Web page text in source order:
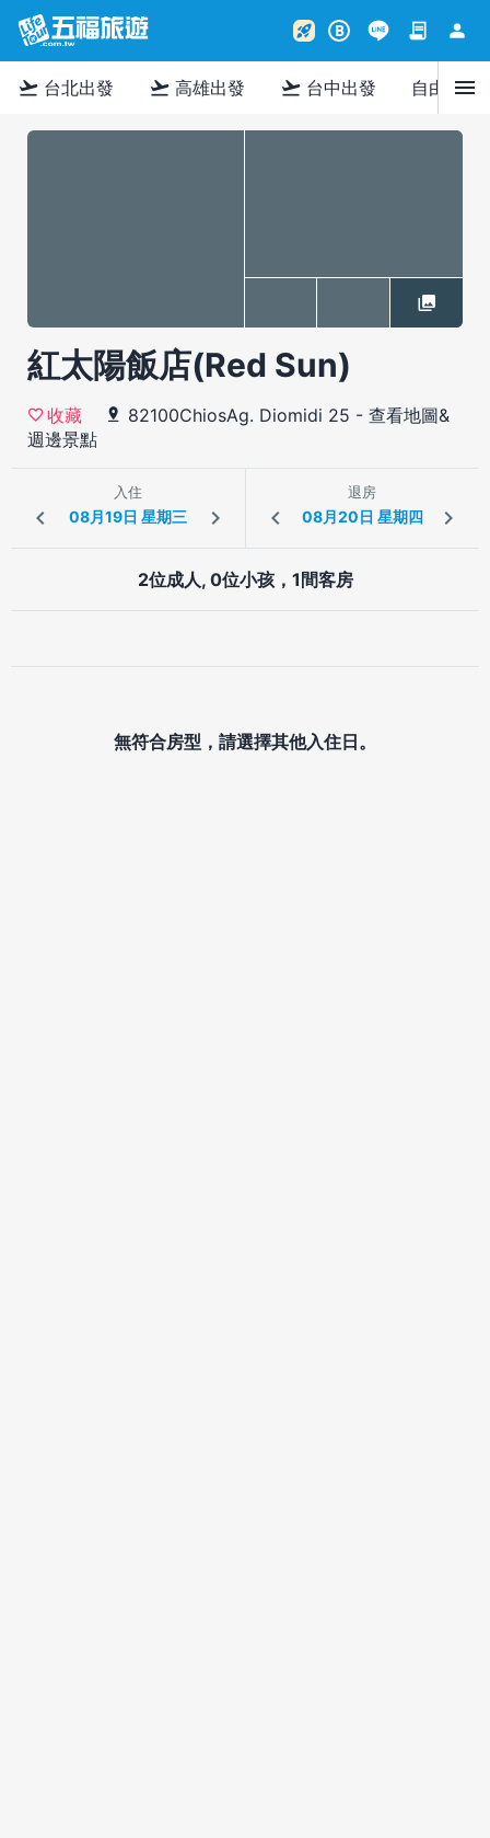
rocket_launch B contract person
flight_takeoff 台北出發 flight_takeoff 高雄出發 flight_takeoff 台中出發 自由行menu
紅太陽飯店(Red Sun)
收藏 82100ChiosAg. Diomidi 25 - 查看地圖&
週邊景點
入住 退房
2位成人, 0位小孩，1間客房
無符合房型，請選擇其他入住日。